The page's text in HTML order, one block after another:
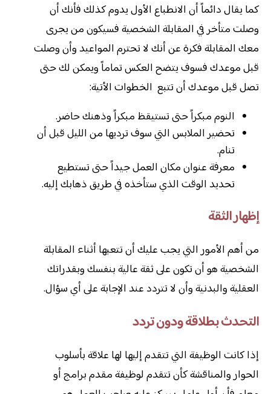
كما يقال دائماً أن الانطباع الأول يدوم كذلك فأنك أن
وصلت متأخر في المقابلة الشخصية فسيكون من يجرى
معك المقابلة فكرة عن أنك لا تحترم المواعيد وأن وصلت
قبل موعدك فسوف يتضح العكس تماماً ويمكن لك حتى
تصل قبل موعدك أن تتبع الخطوات الأتية:
النوم مبكراً حتى تستيقظ مبكراً وذهنك حاضر.
تحضير الملابس التي سوف ترديها من الليل قبل أن
تنام.
معرفة عنوان مكان العمل جيداً حتى تستطيع
تحديد الوقت الذي ستأخذه في طريق ذهابك إليه.
إظهار الثقة
من أهم الأمور التي يجب عليك أن تتعبها أثناء المقابلة
الشخصية هو أن تكون على ثقة عالية بنفسك وبقدراتك
العقلية والبدنية وأن لا تتردد عند الإجابة على أي سؤال.
التحدث بطلاقة ودون تردد
إذا كانت الوظيفة التي تتقدم إليها لها علاقة بأسلوب
الحوار والمناقشة كأن تتقدم لوظيفة مقدم برامج أو